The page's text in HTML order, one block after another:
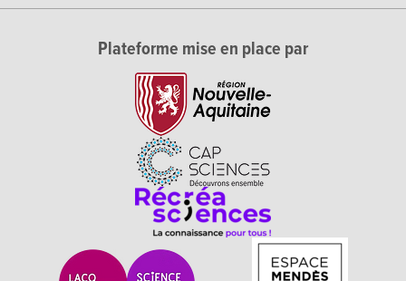
Plateforme mise en place par